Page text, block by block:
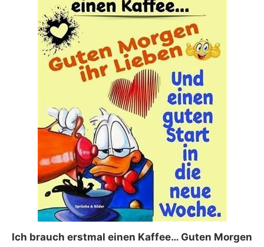
Ich brauch erstmal einen Kaffee… Guten Morgen